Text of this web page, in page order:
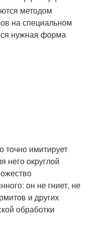
методом
на специальном
нужная форма
точно имитирует
него округлой
он не гниет, не
и других
обработки